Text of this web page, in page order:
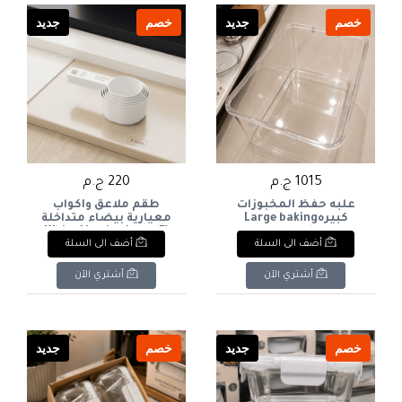
خصم جديد
1015 ج.م
علبه حفظ المخبوزات
كبيرهLarge baking
storage box
أضف الى السلة
أشتري الآن
خصم جديد
220 ج.م
طقم ملاعق وأكواب
معيارية بيضاء متداخلة
(5 قطع)White Nesting
Measuring Spoons &
Cups Set (5 Pcs)
أضف الى السلة
أشتري الآن
خصم جديد خصم جديد